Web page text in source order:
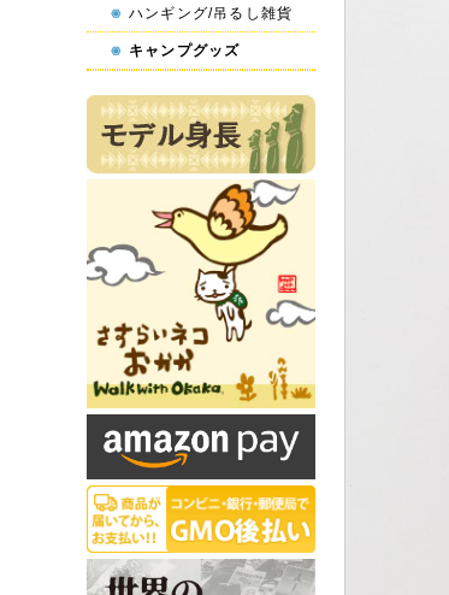
ハンギング/吊るし雑貨
キャンプグッズ